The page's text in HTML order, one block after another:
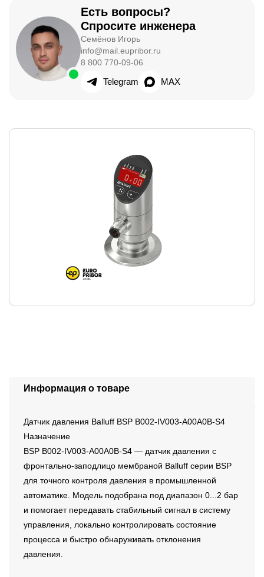
Есть вопросы?
Спросите инженера
Семёнов Игорь
info@mail.eupribor.ru
8 800 770-09-06
Telegram MAX
Информация о товаре
Датчик давления Balluff BSP B002-IV003-A00A0B-S4
Назначение
BSP B002-IV003-A00A0B-S4 — датчик давления с
фронтально-заподлицо мембраной Balluff серии BSP
для точного контроля давления в промышленной
автоматике. Модель подобрана под диапазон 0...2 бар
и помогает передавать стабильный сигнал в систему
управления, локально контролировать состояние
процесса и быстро обнаруживать отклонения
давления.